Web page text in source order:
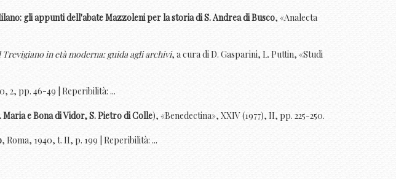
gli appunti dell'abate Mazzoleni per la storia di S. Andrea di Busco, «Analecta
Trevigiano in età moderna: guida agli archivi, a cura di D. Gasparini, L. Puttin, «Studi
2, pp. 46-49 | Reperibilità: ...
Maria e Bona di Vidor, S. Pietro di Colle), «Benedectina», XXIV (1977), II, pp. 225-250.
, Roma, 1940, t. II, p. 199 | Reperibilità: ...